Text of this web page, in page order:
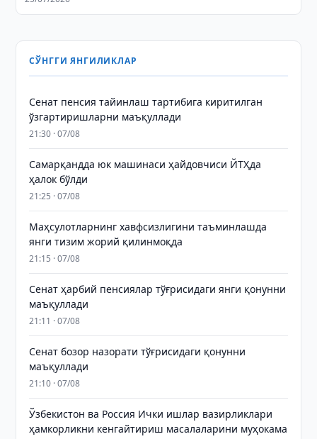
СЎНГГИ ЯНГИЛИКЛАР
Сенат пенсия тайинлаш тартибига киритилган
ўзгартиришларни маъқуллади
21:30 · 07/08
Самарқандда юк машинаси ҳайдовчиси ЙТҲда
ҳалок бўлди
21:25 · 07/08
Маҳсулотларнинг хавфсизлигини таъминлашда
янги тизим жорий қилинмоқда
21:15 · 07/08
Сенат ҳарбий пенсиялар тўғрисидаги янги қонунни
маъқуллади
21:11 · 07/08
Сенат бозор назорати тўғрисидаги қонунни
маъқуллади
21:10 · 07/08
Ўзбекистон ва Россия Ички ишлар вазирликлари
ҳамкорликни кенгайтириш масалаларини муҳокама